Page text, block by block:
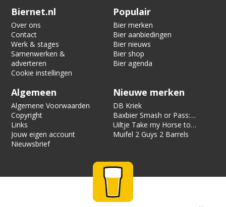
Verification code:
Biernet.nl
Over ons
Contact
Werk & stages
Samenwerken &
adverteren
Cookie instellingen
Populair
Bier merken
Bier aanbiedingen
Bier nieuws
Bier shop
Bier agenda
Algemeen
Algemene Voorwaarden
Copyright
Links
Jouw eigen account
Nieuwsbrief
Nieuwe merken
DB Kriek
Baxbier Smash or Pass:
Strata
Uiltje Take my Horse to
the Hotel Room
Muifel 2 Guys 2 Barrels